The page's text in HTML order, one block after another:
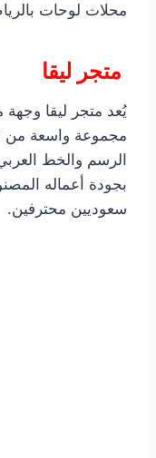
محلات لوحات
متجر ليقا
يُعد متجر ليقا وجهة
مجموعة واسعة من
الرسم والخط
بجودة أعماله
سعوديين محترفين.